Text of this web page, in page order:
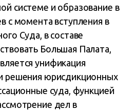
системе и образование в
с момента вступления в
Суда, в составе
Большая Палата,
унификация
решения юрисдикционных
суда, функцией
дел в